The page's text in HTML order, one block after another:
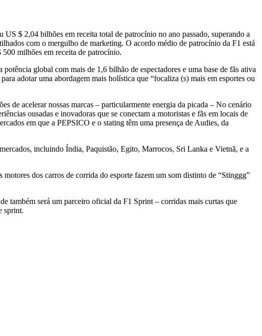
$ 2,04 bilhões em receita total de patrocínio no ano passado, superando a
com o mergulho de marketing. O acordo médio de patrocínio da F1 está
milhões em receita de patrocínio.
global com mais de 1,6 bilhão de espectadores e uma base de fãs ativa
adotar uma abordagem mais holística que “focaliza (s) mais em esportes ou
de acelerar nossas marcas – particularmente energia da picada – No cenário
ousadas e inovadoras que se conectam a motoristas e fãs em locais de
em que a PEPSICO e o stating têm uma presença de Audies, da
incluindo Índia, Paquistão, Egito, Marrocos, Sri Lanka e Vietnã, e a
dos carros de corrida do esporte fazem um som distinto de “Stinggg”
também será um parceiro oficial da F1 Sprint – corridas mais curtas que
sprint.